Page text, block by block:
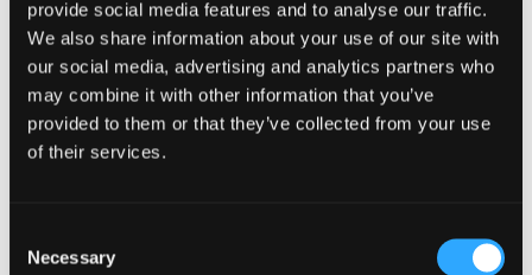
provide social media features and to analyse our traffic.
We also share information about your use of our site with
our social media, advertising and analytics partners who
may combine it with other information that you’ve
provided to them or that they’ve collected from your use
of their services.
Selection
Necessary
qualitativo ed organolettico del nostroEtna Rosso
Feudo di Mezzo.
L’ annata 2021attualmente in commercio presenta
un
profilo aromatico ricco di erbe aromatiche
che molto spesso troviamo sul suolo
inerbito di questa particella,
volume e un tannino deciso ma ben integrato, il tutto
ci permette di ottenere un bel equilibrio.